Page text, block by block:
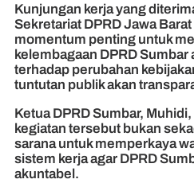
Kunjungan kerja yang
Sekretariat DPRD Jawa
momentum penting untuk
kelembagaan DPRD Sumbar
terhadap perubahan
tuntutan publik akan
Ketua DPRD Sumbar,
kegiatan tersebut bukan
sarana untuk memperkaya
sistem kerja agar DPRD
akuntabel.